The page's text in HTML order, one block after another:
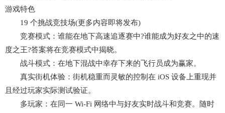
游戏特色
19 个挑战竞技场(更多内容即将发布)
竞赛模式：谁能在地下高速追逐赛中?谁能成为好友之中的速
度之王?答案将在竞赛模式中揭晓。
战斗模式：在地下混战中幸存下来的飞行员成为赢家。
真实街机体验：街机稳重而灵敏的控制在 iOS 设备上重现并
且经过玩家实际测试验证。
多玩家：在同一 Wi-Fi 网络中与好友实时战斗和竞赛。随时